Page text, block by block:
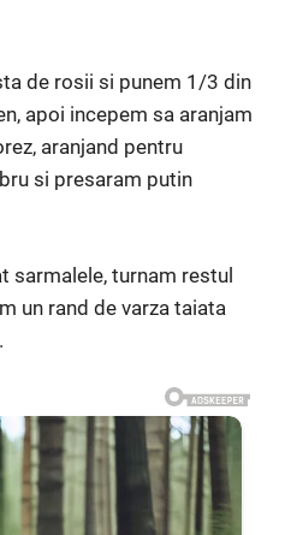
de rosii si punem 1/3 din
apoi incepem sa aranjam
aranjand pentru
si presaram putin
sarmalele, turnam restul
un rand de varza taiata